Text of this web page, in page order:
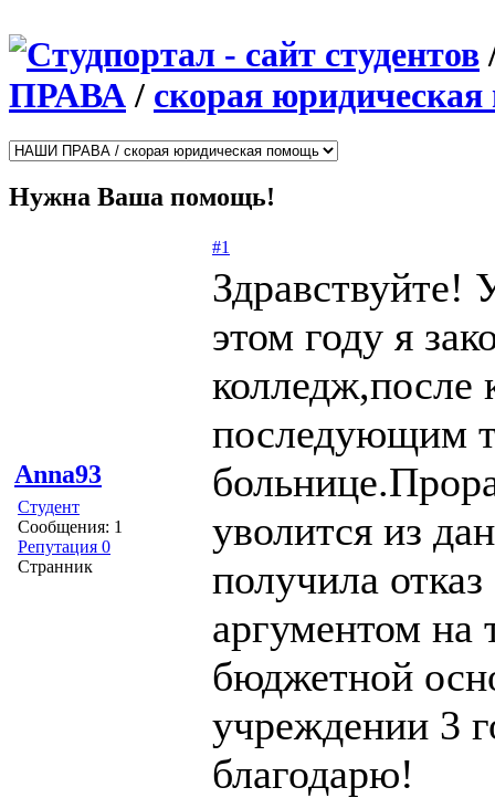
ПРАВА/ скорая
Нужна Ваша помощь!
Anna93
Студент
Сообщения: 1
Репутация 0
Странник
#1
Здравствуйте!
этом году я
колледж,после
последующим
уволится из
получила
аргументом на
бюджетной
учреждении 3
благодарю!